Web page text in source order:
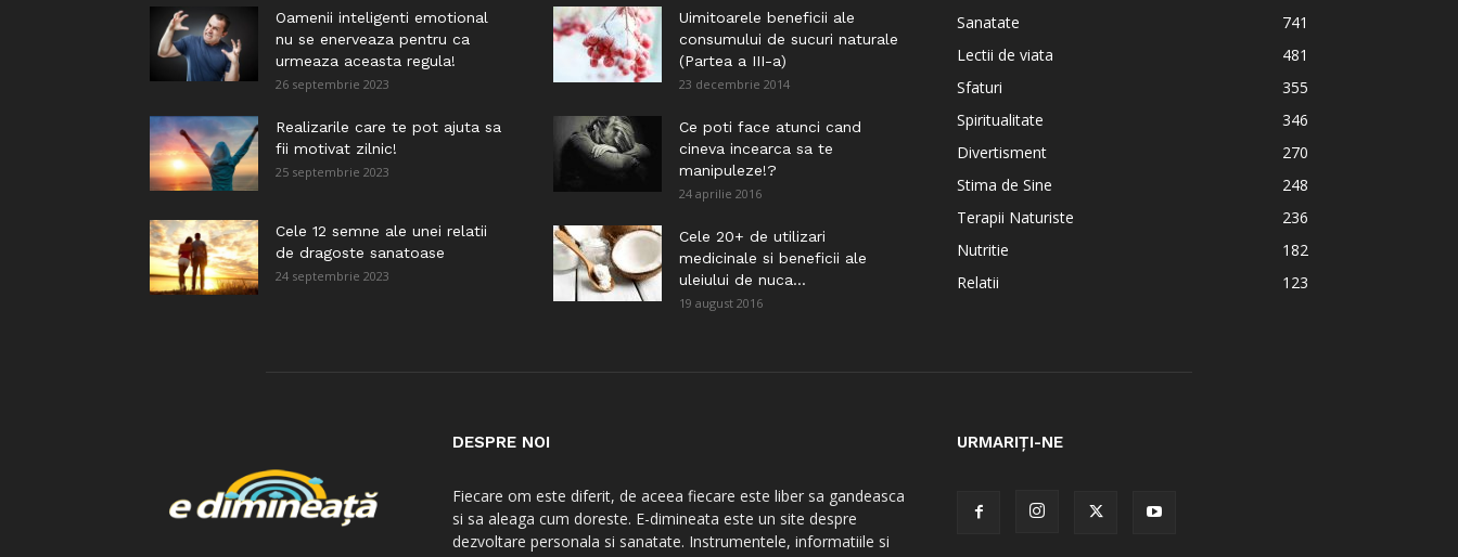
Oamenii inteligenti emotional
nu se enerveaza pentru ca
urmeaza aceasta regula!
26 septembrie 2023
Realizarile care te pot ajuta sa
fii motivat zilnic!
25 septembrie 2023
Cele 12 semne ale unei relatii
de dragoste sanatoase
24 septembrie 2023
Uimitoarele beneficii ale
consumului de sucuri naturale
(Partea a III-a)
23 decembrie 2014
Ce poti face atunci cand
cineva incearca sa te
manipuleze!?
24 aprilie 2016
Cele 20+ de utilizari
medicinale si beneficii ale
uleiului de nuca...
19 august 2016
Sanatate
741
Lectii de viata
481
Sfaturi
355
Spiritualitate
346
Divertisment
270
Stima de Sine
248
Terapii Naturiste
236
Nutritie
182
Relatii
123
DESPRE NOI
Fiecare om este diferit, de aceea fiecare este liber sa gandeasca
si sa aleaga cum doreste. E-dimineata este un site despre
dezvoltare personala si sanatate. Instrumentele, informatiile si
URMARIȚI-NE